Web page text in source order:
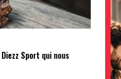
Diezz Sport qui nous